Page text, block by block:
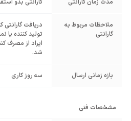
مدت زمان گارانتی گارانتی بدو
ملاحظات مربوط به
گارانتی
دریافت گارانتی
تولید کننده یا
ایراد از مصرف
شد.
بازه زمانی ارسال سه روز کاری
مشخصات فنی